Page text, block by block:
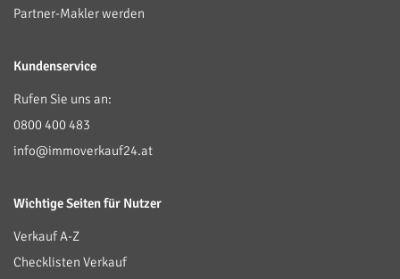
Partner-Makler werden
Kundenservice
Rufen Sie uns an:
0800 400 483
info@immoverkauf24.at
Wichtige Seiten für Nutzer
Verkauf A-Z
Checklisten Verkauf